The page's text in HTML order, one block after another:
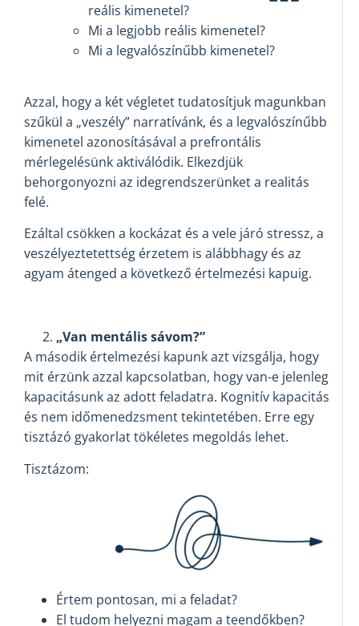
reális kimenetel?
Mi a legjobb reális kimenetel?
Mi a legvalószínűbb kimenetel?
Azzal, hogy a két végletet tudatosítjuk magunkban
szűkül a „veszély” narratívánk, és a legvalószínűbb
kimenetel azonosításával a prefrontális
mérlegelésünk aktiválódik. Elkezdjük
behorgonyozni az idegrendszerünket a realitás
felé.
Ezáltal csökken a kockázat és a vele járó stressz, a
veszélyeztetettség érzetem is alábbhagy és az
agyam átenged a következő értelmezési kapuig.
„Van mentális sávom?”
A második értelmezési kapunk azt vizsgálja, hogy
mit érzünk azzal kapcsolatban, hogy van-e jelenleg
kapacitásunk az adott feladatra. Kognitív kapacitás
és nem időmenedzsment tekintetében. Erre egy
tisztázó gyakorlat tökéletes megoldás lehet.
Tisztázom:
Értem pontosan, mi a feladat?
El tudom helyezni magam a teendőkben?